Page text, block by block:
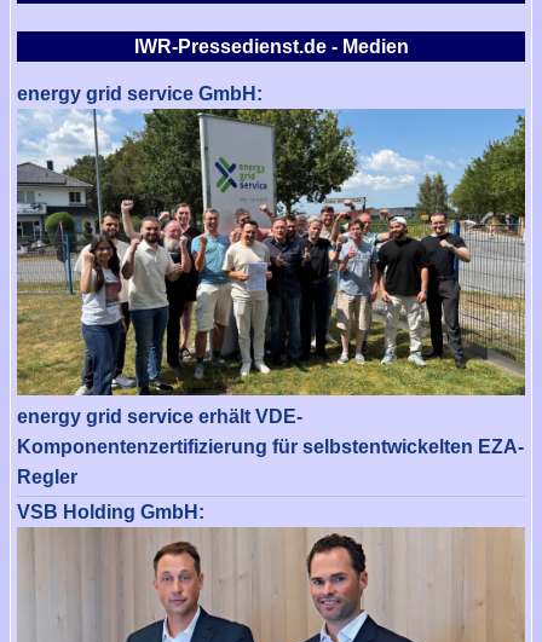
IWR-Pressedienst.de - Medien
energy grid service GmbH:
energy grid service erhält VDE-
Komponentenzertifizierung für selbstentwickelten EZA-
Regler
VSB Holding GmbH: